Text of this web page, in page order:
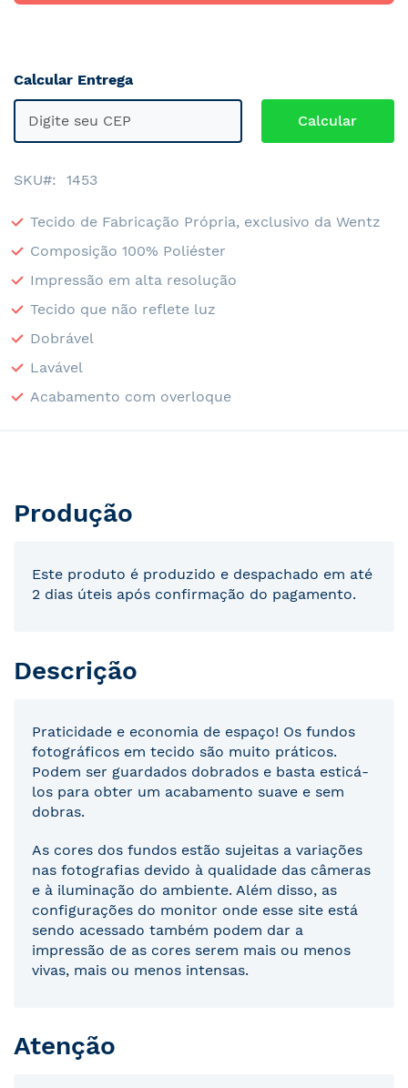
Calcular Entrega
SKU 1453
Tecido de Fabricação Própria, exclusivo da Wentz
Composição 100% Poliéster
Impressão em alta resolução
Tecido que não reflete luz
Dobrável
Lavável
Acabamento com overloque
Produção
Este produto é produzido e despachado em até
2 dias úteis após confirmação do pagamento.
Descrição
Praticidade e economia de espaço! Os fundos
fotográficos em tecido são muito práticos.
Podem ser guardados dobrados e basta esticá-
los para obter um acabamento suave e sem
dobras.
As cores dos fundos estão sujeitas a variações
nas fotografias devido à qualidade das câmeras
e à iluminação do ambiente. Além disso, as
configurações do monitor onde esse site está
sendo acessado também podem dar a
impressão de as cores serem mais ou menos
vivas, mais ou menos intensas.
Atenção